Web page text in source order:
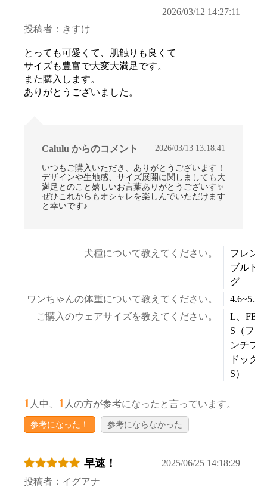
2026/03/12 14:27:11
投稿者：きすけ
とっても可愛くて、肌触りも良くて
サイズも豊富で大変大満足です。
また購入します。
ありがとうございました。
Calulu からのコメント 2026/03/13 13:18:41
いつもご購入いただき、ありがとうございます！
デザインや生地感、サイズ展開に関しましても大
満足とのこと嬉しいお言葉ありがとうございす✨
ぜひこれからもオシャレを楽しんでいただけます
と幸いです♪
犬種について教えてください。
フレン
ブルド
グ
ワンちゃんの体重について教えてください。
ご購入のウェアサイズを教えてください。
L、FB-
S（フレ
ンチブ
ドッグ
S）
1 人中、 1 人の方が参考になったと言っています。
参考になった！ 参考にならなかった
早速！
2025/06/25 14:18:29
投稿者：イグアナ